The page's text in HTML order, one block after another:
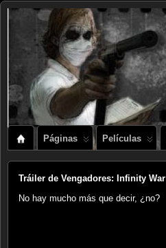
Páginas Películas
Tráiler de Vengadores: Infinity War
No hay mucho más que decir, ¿no?